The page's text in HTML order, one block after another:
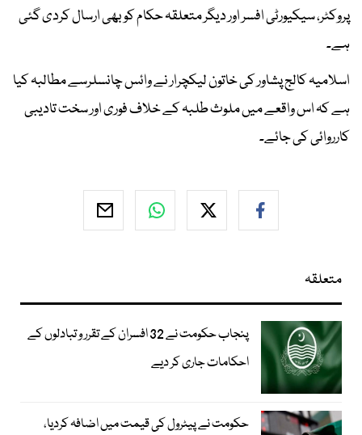
پروکٹر، سیکیورٹی افسر اور دیگر متعلقہ حکام کو بھی ارسال کردی گئی
ہے۔
اسلامیہ کالج پشاور کی خاتون لیکچرار نے وائس چانسلرسے مطالبہ کیا
ہے کہ اس واقعے میں ملوث طلبہ کے خلاف فوری اور سخت تادیبی
کارروائی کی جائے۔
متعلقہ
پنجاب حکومت نے 32 افسران کے تقرر و تبادلوں کے
احکامات جاری کر دیے
حکومت نے پیٹرول کی قیمت میں اضافہ کردیا،